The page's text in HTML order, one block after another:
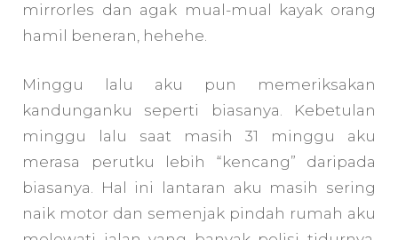
mirrorles dan agak mual-mual kayak orang
hamil beneran, hehehe.
Minggu lalu aku pun memeriksakan
kandunganku seperti biasanya. Kebetulan
minggu lalu saat masih 31 minggu aku
merasa perutku lebih “kencang” daripada
biasanya. Hal ini lantaran aku masih sering
naik motor dan semenjak pindah rumah aku